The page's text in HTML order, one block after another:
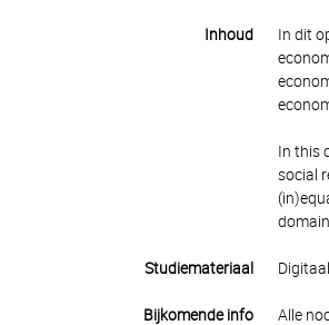
Inhoud
In dit
In this
social
Studiemateriaal
Bijkomende info
Alle